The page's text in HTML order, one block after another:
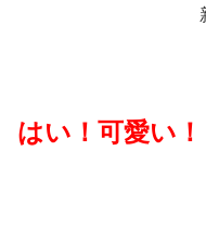
はい！可愛い！